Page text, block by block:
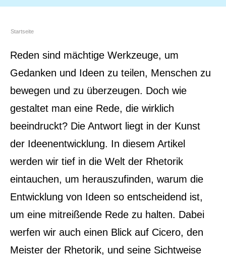
Startseite
Reden sind mächtige Werkzeuge, um
Gedanken und Ideen zu teilen, Menschen zu
bewegen und zu überzeugen. Doch wie
gestaltet man eine Rede, die wirklich
beeindruckt? Die Antwort liegt in der Kunst
der Ideenentwicklung. In diesem Artikel
werden wir tief in die Welt der Rhetorik
eintauchen, um herauszufinden, warum die
Entwicklung von Ideen so entscheidend ist,
um eine mitreißende Rede zu halten. Dabei
werfen wir auch einen Blick auf Cicero, den
Meister der Rhetorik, und seine Sichtweise